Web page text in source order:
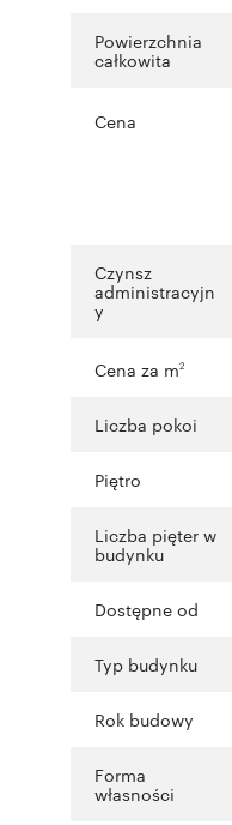
Powierzchnia
całkowita
Cena
Czynsz
administracyjn
y
Cena za m2
Liczba pokoi
Piętro
Liczba pięter w
budynku
Dostępne od
Typ budynku
Rok budowy
Forma
własności